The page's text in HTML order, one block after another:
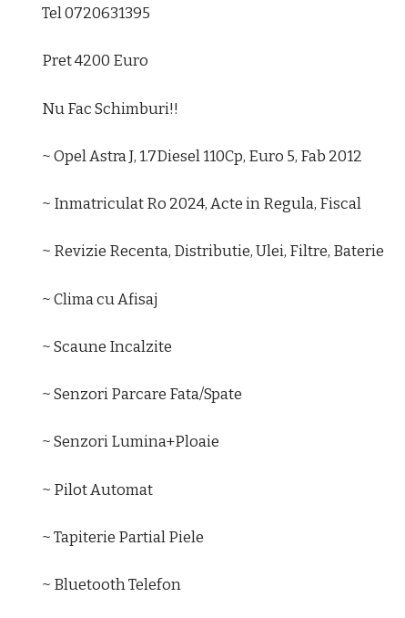
Tel 0720631395
Pret 4200 Euro
Nu Fac Schimburi!!
~ Opel Astra J, 1.7Diesel 110Cp, Euro 5, Fab 2012
~ Inmatriculat Ro 2024, Acte in Regula, Fiscal
~ Revizie Recenta, Distributie, Ulei, Filtre, Baterie
~ Clima cu Afisaj
~ Scaune Incalzite
~ Senzori Parcare Fata/Spate
~ Senzori Lumina+Ploaie
~ Pilot Automat
~ Tapiterie Partial Piele
~ Bluetooth Telefon